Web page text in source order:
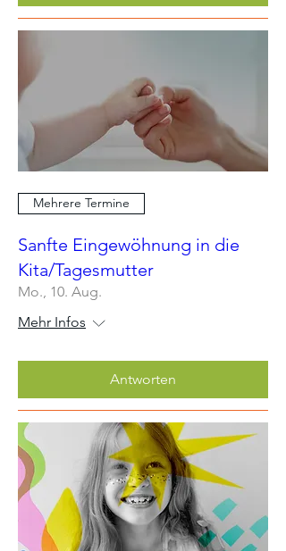
Mehrere Termine
Sanfte Eingewöhnung in die
Kita/Tagesmutter
Mo., 10. Aug.
Mehr Infos
Antworten